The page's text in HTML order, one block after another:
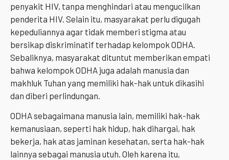
penyakit HIV, tanpa menghindari atau mengucilkan
penderita HIV. Selain itu, masyarakat perlu digugah
kepeduliannya agar tidak memberi stigma atau
bersikap diskriminatif terhadap kelompok ODHA.
Sebaliknya, masyarakat dituntut memberikan empati
bahwa kelompok ODHA juga adalah manusia dan
makhluk Tuhan yang memiliki hak-hak untuk dikasihi
dan diberi perlindungan.
ODHA sebagaimana manusia lain, memiliki hak-hak
kemanusiaan, seperti hak hidup, hak dihargai, hak
bekerja, hak atas jaminan kesehatan, serta hak-hak
lainnya sebagai manusia utuh. Oleh karena itu,